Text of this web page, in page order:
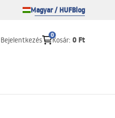
Magyar / HUFBlog
Bejelentkezés
0
Kosár: 0 Ft